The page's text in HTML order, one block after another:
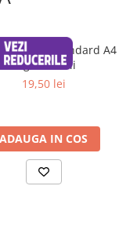
Maestro Standard A4
80g, 500 coli
19,50 lei
ADAUGA IN COS